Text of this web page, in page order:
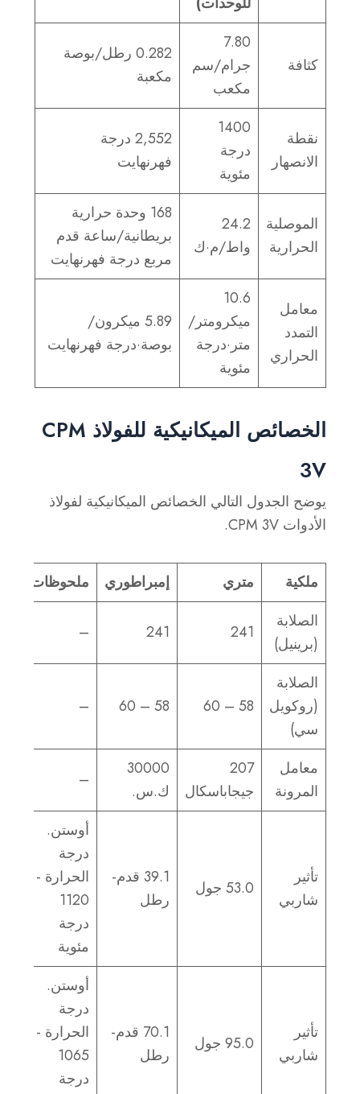
كثافة
7.80
جرام/سم
مكعب
0.282 رطل/بوصة
مكعبة
نقطة
الانصهار
1400
درجة
مئوية
2,552 درجة
فهرنهايت
الموصلية
الحرارية
24.2
واط/م·ك
168 وحدة حرارية
بريطانية/ساعة قدم
مربع درجة فهرنهايت
معامل
التمدد
الحراري
10.6
ميكرومتر/
متر·درجة
مئوية
5.89 ميكرون/
بوصة·درجة فهرنهايت
الخصائص الميكانيكية للفولاذ CPM
3V
يوضح الجدول التالي الخصائص الميكانيكية لفولاذ
الأدوات CPM 3V.
ملكية متري إمبراطوري
ملحوظات
الصلابة
(برينيل)
241
241
–
الصلابة
(روكويل
سي)
58 – 60
58 – 60
–
معامل
المرونة
207
جيجاباسكال
30000
ك.س.
–
تأثير
شاربي
53.0 جول
39.1 قدم-
رطل
أوستن.
درجة
الحرارة -
1120
درجة
مئوية
تأثير
شاربي
95.0 جول
70.1 قدم-
رطل
أوستن.
درجة
الحرارة -
1065
درجة